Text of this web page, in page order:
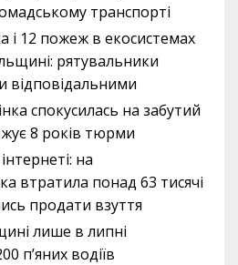
транспорті
і 12 пожеж в екосистемах
рятувальники
відповідальними
спокусилась на забутий
8 років тюрми
на
втратила понад 63 тисячі
продати взуття
лише в липні
п’яних водіїв